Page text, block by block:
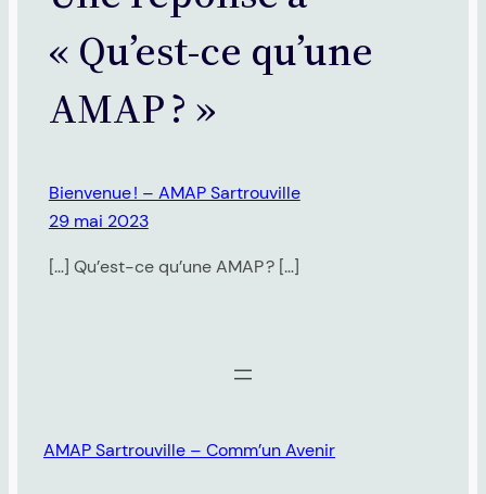
« Qu’est-ce qu’une
AMAP ? »
Bienvenue ! – AMAP Sartrouville
29 mai 2023
[…] Qu’est-ce qu’une AMAP ? […]
AMAP Sartrouville – Comm’un Avenir